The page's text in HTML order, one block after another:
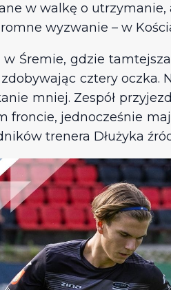
w walkę o
wyzwanie – w
Śremie, gdzie
cztery
mniej. Zespół
froncie, jednocześnie
trenera Dłużyka